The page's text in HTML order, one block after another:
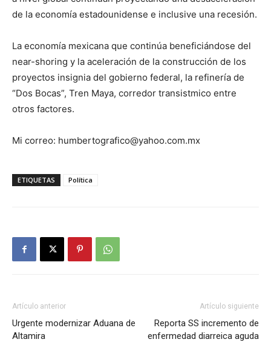
de la economía estadounidense e inclusive una recesión.
La economía mexicana que continúa beneficiándose del
near-shoring y la aceleración de la construcción de los
proyectos insignia del gobierno federal, la refinería de
“Dos Bocas”, Tren Maya, corredor transistmico entre
otros factores.
Mi correo: humbertografico@yahoo.com.mx
ETIQUETAS Política
Artículo anterior
Urgente modernizar Aduana de
Altamira
Artículo siguiente
Reporta SS incremento de
enfermedad diarreica aguda